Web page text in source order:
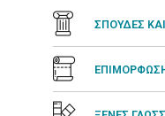
ΣΠΟΥΔΕΣ